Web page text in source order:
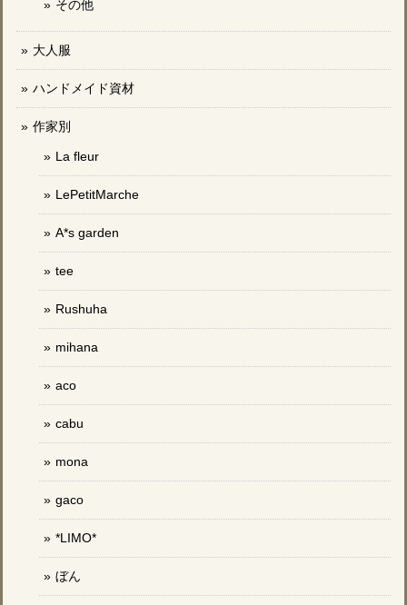
その他
大人服
ハンドメイド資材
作家別
La fleur
LePetitMarche
A*s garden
tee
Rushuha
mihana
aco
cabu
mona
gaco
*LIMO*
ぼん